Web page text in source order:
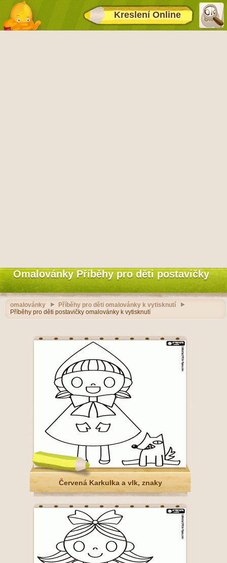
Kreslení Online
Omalovánky Příběhy pro děti postavičky
omalovánky
Příběhy pro děti omalovánky k vytisknutí
Příběhy pro děti postavičky omalovánky k vytisknutí
Červená Karkulka a vlk, znaky